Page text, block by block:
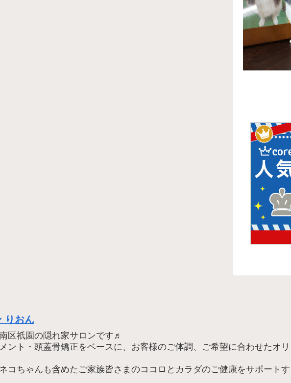
りおん
区祇園の隠れ家サロンです♬
ント・頭蓋骨矯正をベースに、お客様のご体調、ご希望に合わせたオ
コちゃんも含めたご家族皆さまのココロとカラダのご健康をサポート